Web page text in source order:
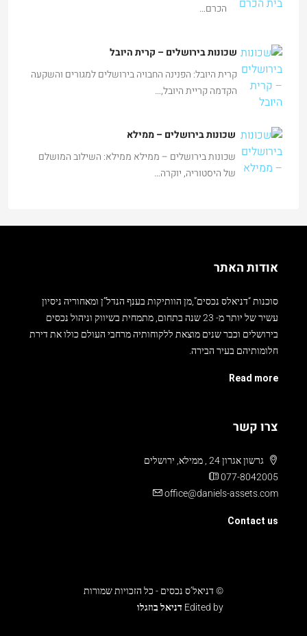
הכרם…
שכונות בירושלים – קרית היובל
קרית היובל: הפנינה החבויה בירושלים למגורים והשקעה
הקדמה קריית היובל,…
שכונות בירושלים – ממילא
שכונות בירושלים – ממילא ממילא: השילוב המושלם
של היסטוריה, יוקרה…
אודות האתר
סוכנות “דניאלס נכסים”,מן הוותיקות בענף הנדל”ן ומאחוריה ניסיון
עשיר של יותר מ- 23 שנה בתחום, מתמחית בשיווק וניהול נכסים
בירושלים וכבר שנים מוצאת ללקוחותיה מרחבי העולם כולו את דירת
חלומותיהם בעיר הבירה.
Read more
צרו קשר
גרשון אגרון 24 , ממילא, ירושלים
077-8042005
office@daniels-assets.com
Contact us
© דניאל’ס נכסים - כל הזכויות שמורות
Edited by דניאל בוזגלו